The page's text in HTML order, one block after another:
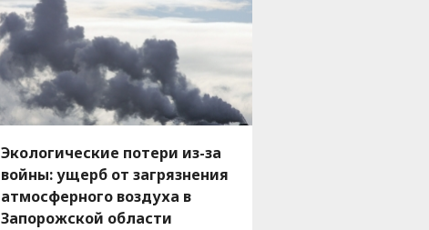
Экологические потери из-за
войны: ущерб от загрязнения
атмосферного воздуха в
Запорожской области